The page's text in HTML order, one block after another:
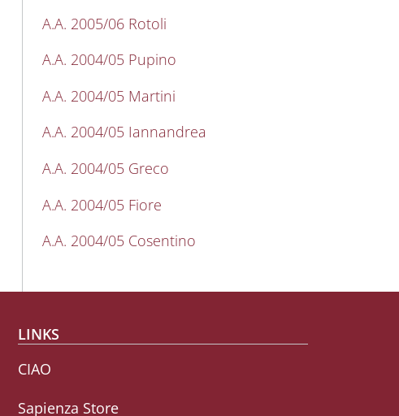
A.A. 2005/06 Rotoli
A.A. 2004/05 Pupino
A.A. 2004/05 Martini
A.A. 2004/05 Iannandrea
A.A. 2004/05 Greco
A.A. 2004/05 Fiore
A.A. 2004/05 Cosentino
LINKS
CIAO
Sapienza Store